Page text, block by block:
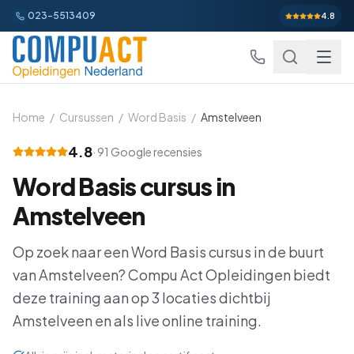
023-5513409 4.8
Excel
Excel Basis
Excel: Draaitabellen en Grafieken
Excel: Analyse en Rapportage
Word
Word Gevorderd Gevorderd
Word: Complexe Documenten
Outlook Alles-in-een Beginner
Outlook en Time Management
PowerPoint
PowerPoint Alles-in-een
Power BI
Home / Cursussen / Word Basis / Amstelveen
4.8· 91 Google recensies
Word Basiscursus in
Amstelveen
Op zoek naar eenWord Basiscursus in de buurt
vanAmstelveen? Compu Act Opleidingen biedt
deze training aan op3 locaties dichtbij
Amstelveen en als live online training.